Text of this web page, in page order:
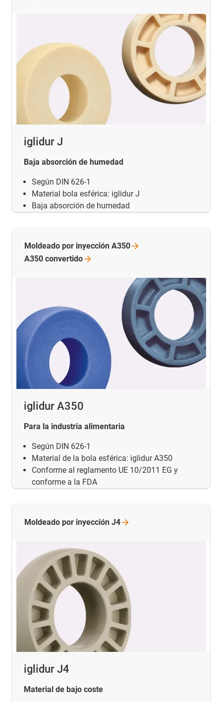
iglidur J
Baja absorción de humedad
Según DIN 626-1
Material bola esférica: iglidur J
Baja absorción de humedad
iglidur A350
Para la industria alimentaria
Según DIN 626-1
Material de la bola esférica: iglidur A350
Conforme al reglamento UE 10/2011 EG y
conforme a la FDA
Moldeado por inyección A350
A350 convertido
iglidur J4
Material de bajo coste
Moldeado por inyección J4